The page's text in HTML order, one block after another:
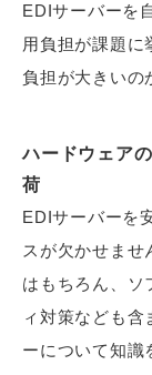
EDIサーバーを
用負担が課題
負担が大きいの
ハードウェア
荷
EDIサーバーを
スが欠かせませ
はもちろん、ソ
ィ対策なども
ーについて知識